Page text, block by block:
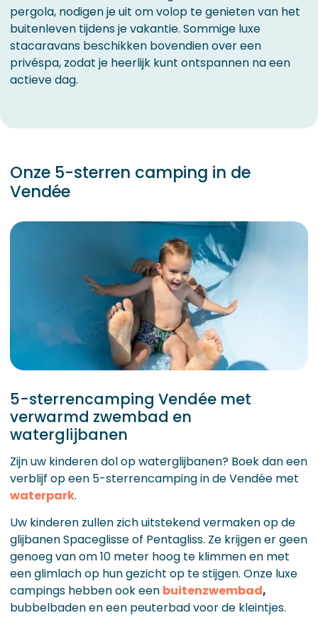
pergola, nodigen je uit om volop te genieten van het
buitenleven tijdens je vakantie. Sommige luxe
stacaravans beschikken bovendien over een
privéspa, zodat je heerlijk kunt ontspannen na een
actieve dag.
Onze 5-sterren camping in de
Vendée
5-sterrencamping Vendée met
verwarmd zwembad en
waterglijbanen
Zijn uw kinderen dol op waterglijbanen? Boek dan een
verblijf op een 5-sterrencamping in de Vendée met
waterpark.
Uw kinderen zullen zich uitstekend vermaken op de
glijbanen Spaceglisse of Pentagliss. Ze krijgen er geen
genoeg van om 10 meter hoog te klimmen en met
een glimlach op hun gezicht op te stijgen. Onze luxe
campings hebben ook een buitenzwembad,
bubbelbaden en een peuterbad voor de kleintjes.